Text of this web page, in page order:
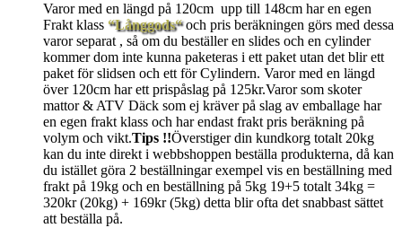
Varor med en längd på 120cm upp till 148cm har en egen
Frakt klass “Långgods“och pris beräkningen görs med dessa
varor separat , så om du beställer en slides och en cylinder
kommer dom inte kunna paketeras i ett paket utan det blir ett
paket för slidsen och ett för Cylindern. Varor med en längd
över 120cm har ett prispåslag på 125kr.Varor som skoter
mattor & ATV Däck som ej kräver på slag av emballage har
en egen frakt klass och har endast frakt pris beräkning på
volym och vikt.Tips !!Överstiger din kundkorg totalt 20kg
kan du inte direkt i webbshoppen beställa produkterna, då kan
du istället göra 2 beställningar exempel vis en beställning med
frakt på 19kg och en beställning på 5kg 19+5 totalt 34kg =
320kr (20kg) + 169kr (5kg) detta blir ofta det snabbast sättet
att beställa på.